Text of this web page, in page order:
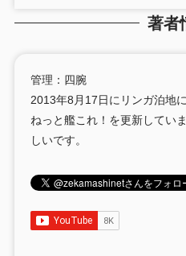
著者
管理：四腕
2013年8月17日にリンガ泊地
ねっと艦これ！を更新してい
しいです。